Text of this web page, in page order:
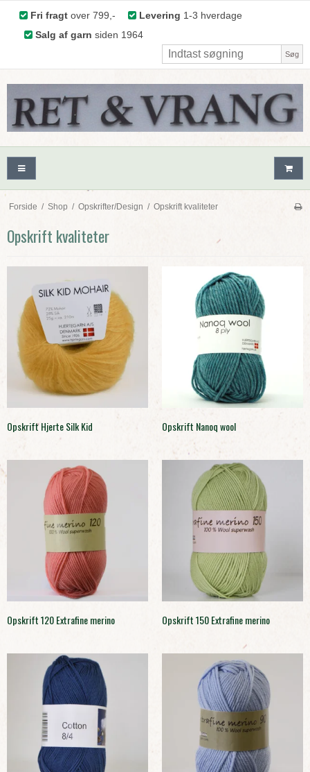
Fri fragtover 799,- Levering 1-3 hverdage
Salg af garn siden 1964
Søg
Forside / Shop / Opskrifter/Design / Opskrift kvaliteter
Opskrift kvaliteter
Opskrift Hjerte Silk Kid Opskrift Nanoq wool
Opskrift 120 Extrafine merino Opskrift 150 Extrafine merino